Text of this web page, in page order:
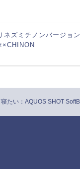
ネズミチノンバージョ
たい：AQUOS SHOT